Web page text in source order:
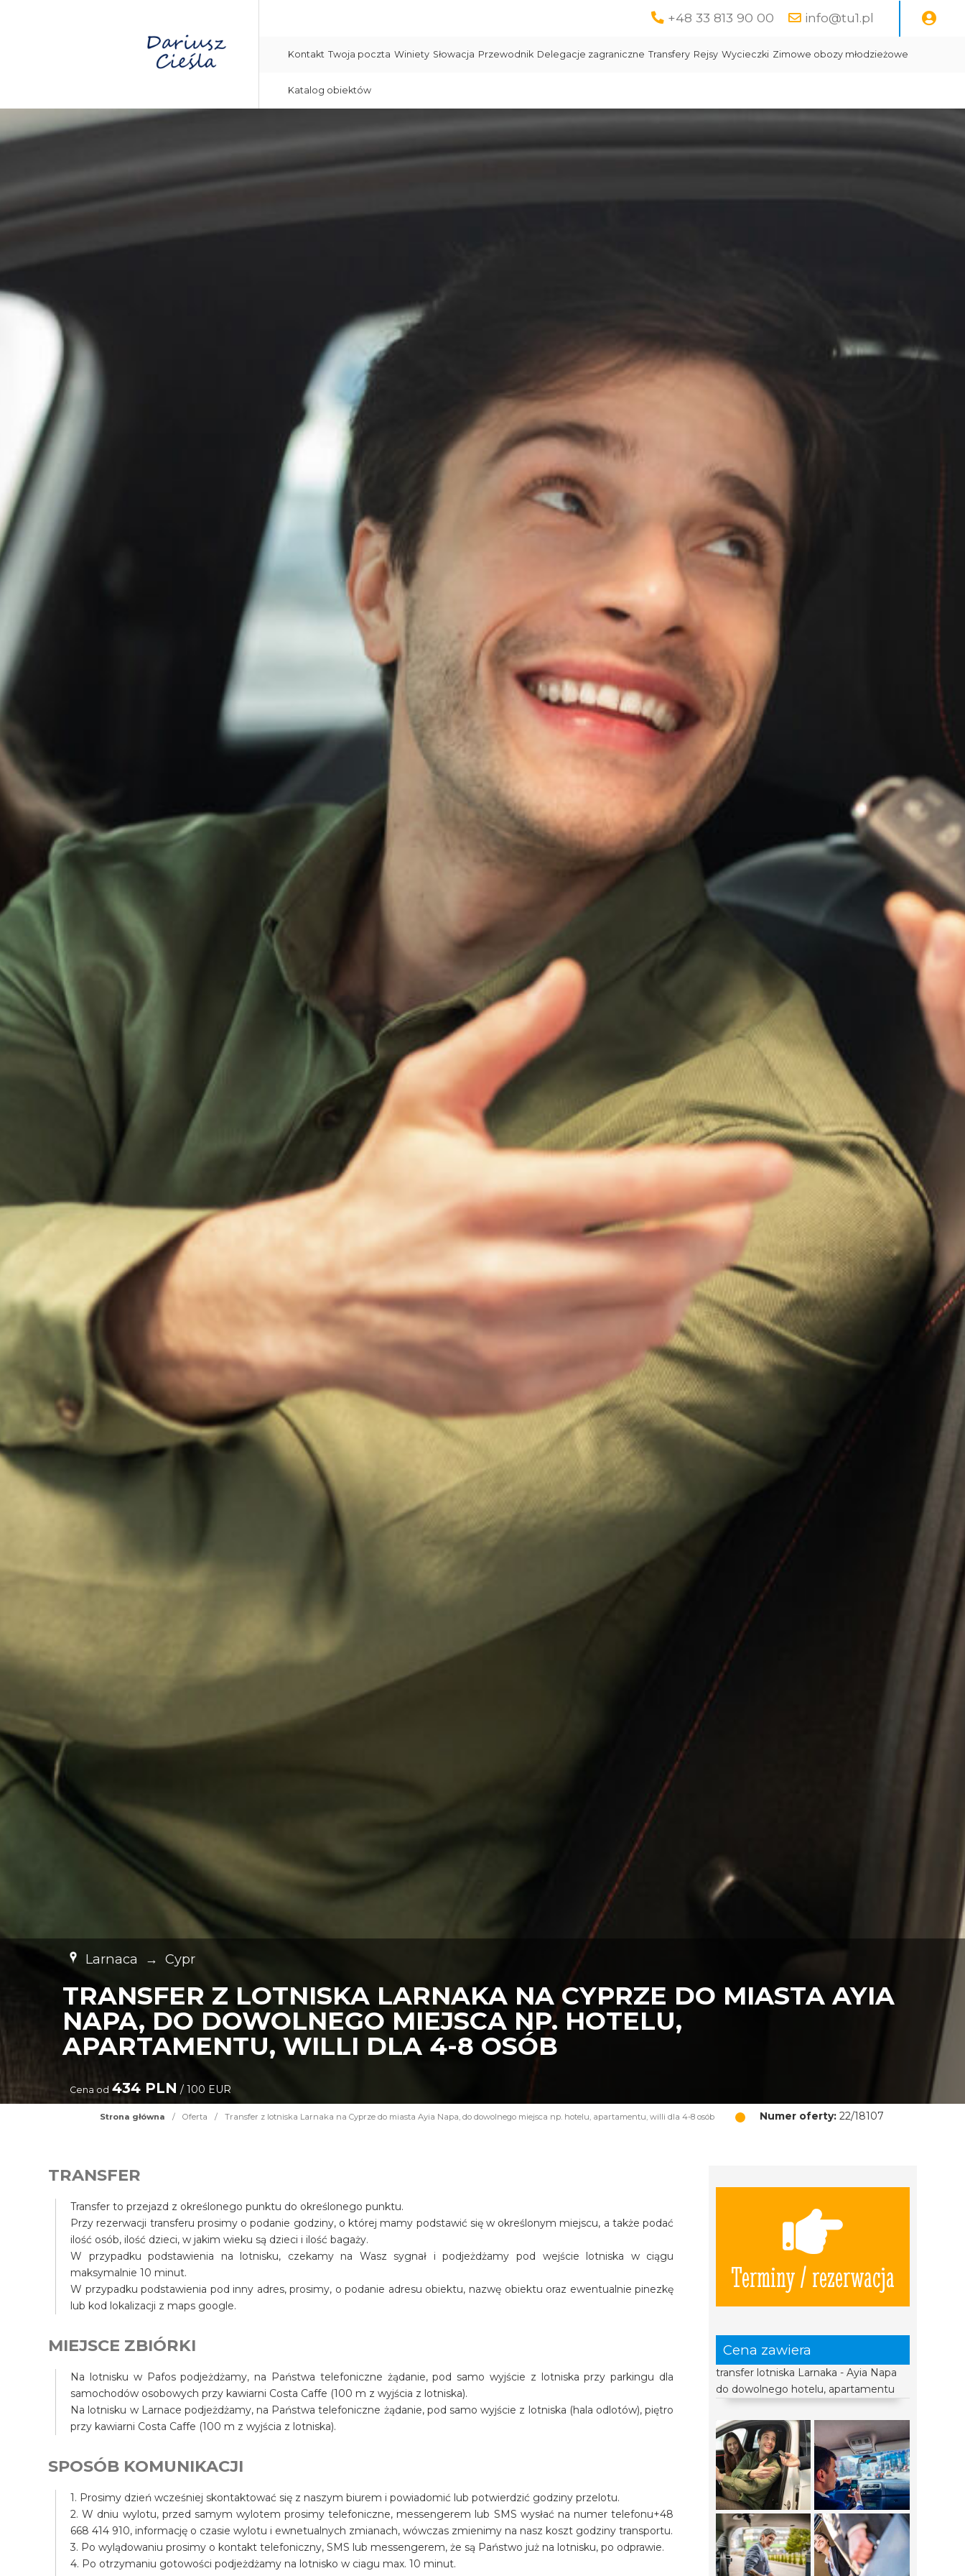
+48 33 813 90 00 info@tu1.pl
Kontakt Twoja poczta Winiety Słowacja Przewodnik Delegacje zagraniczne Transfery Rejsy Wycieczki Zimowe obozy młodzieżowe
Katalog obiektów
Larnaca → Cypr
TRANSFER Z LOTNISKA LARNAKA NA CYPRZE DO MIASTA AYIA
NAPA, DO DOWOLNEGO MIEJSCA NP. HOTELU,
APARTAMENTU, WILLI DLA 4-8 OSÓB
Cena od 434 PLN / 100 EUR
Strona główna / Oferta / Transfer z lotniska Larnaka na Cyprze do miasta Ayia Napa, do dowolnego miejsca np. hotelu, apartamentu, willi dla 4-8 osób Numer oferty:22/18107
Terminy / rezerwacja
Cena zawiera
transfer lotniska Larnaka - Ayia Napa
do dowolnego hotelu, apartamentu
TRANSFER
Transfer to przejazd z określonego punktu do określonego punktu.
Przy rezerwacji transferu prosimy o podanie godziny, o której mamy podstawić się w określonym miejscu, a także podać
ilość osób, ilość dzieci, w jakim wieku są dzieci i ilość bagaży.
W przypadku podstawienia na lotnisku, czekamy na Wasz sygnał i podjeżdżamy pod wejście lotniska w ciągu
maksymalnie 10 minut.
W przypadku podstawienia pod inny adres, prosimy, o podanie adresu obiektu, nazwę obiektu oraz ewentualnie pinezkę
lub kod lokalizacji z maps google.
MIEJSCE ZBIÓRKI
Na lotnisku w Pafos podjeżdżamy, na Państwa telefoniczne żądanie, pod samo wyjście z lotniska przy parkingu dla
samochodów osobowych przy kawiarni Costa Caffe (100 m z wyjścia z lotniska).
Na lotnisku w Larnace podjeżdżamy, na Państwa telefoniczne żądanie, pod samo wyjście z lotniska (hala odlotów), piętro
przy kawiarni Costa Caffe (100 m z wyjścia z lotniska).
SPOSÓB KOMUNIKACJI
1. Prosimy dzień wcześniej skontaktować się z naszym biurem i powiadomić lub potwierdzić godziny przelotu.
2. W dniu wylotu, przed samym wylotem prosimy telefoniczne, messengerem lub SMS wysłać na numer telefonu+48
668 414 910, informację o czasie wylotu i ewnetualnych zmianach, wówczas zmienimy na nasz koszt godziny transportu.
3. Po wylądowaniu prosimy o kontakt telefoniczny, SMS lub messengerem, że są Państwo już na lotnisku, po odprawie.
4. Po otrzymaniu gotowości podjeżdżamy na lotnisko w ciagu max. 10 minut.